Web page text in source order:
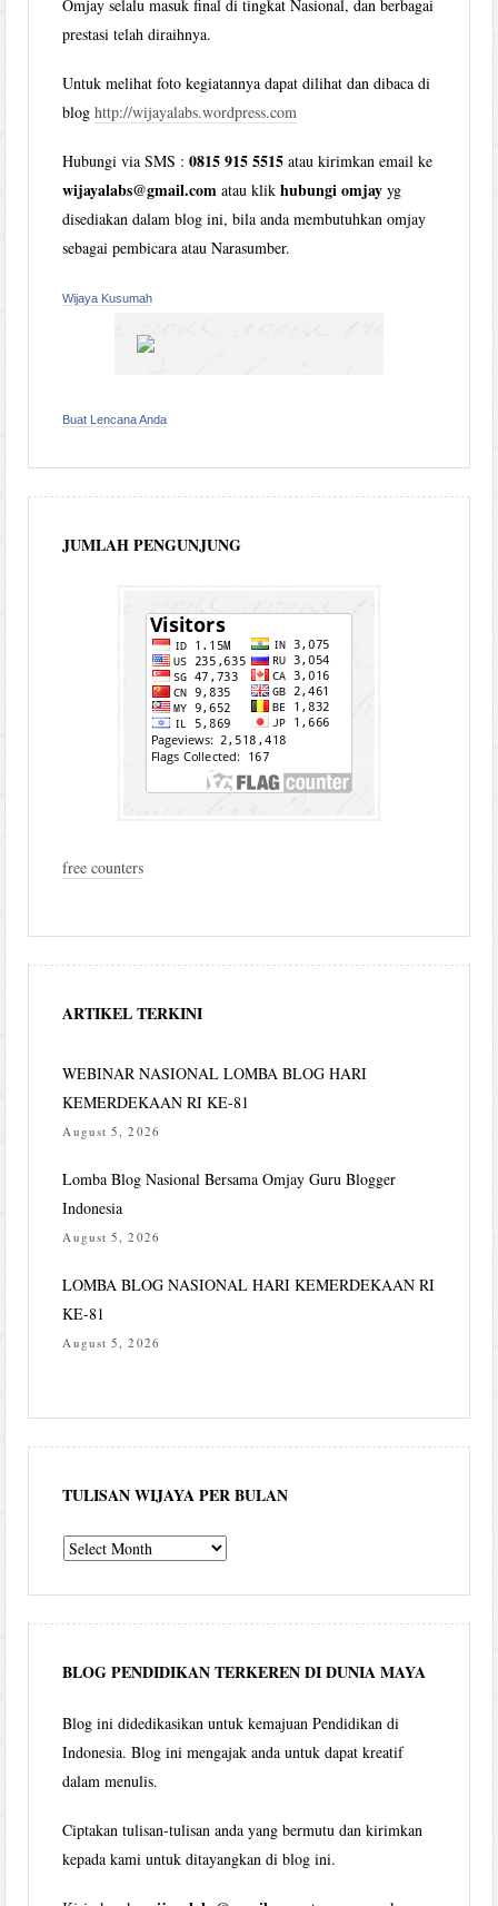
Omjay selalu masuk final di tingkat Nasional, dan berbagai
prestasi telah diraihnya.
Untuk melihat foto kegiatannya dapat dilihat dan dibaca di
bloghttp://wijayalabs.wordpress.com
Hubungi via SMS :0815 915 5515 atau kirimkan email ke
wijayalabs@gmail.com atau klikhubungi omjay yg
disediakan dalam blog ini, bila anda membutuhkan omjay
sebagai pembicara atau Narasumber.
Wijaya Kusumah
Buat Lencana Anda
JUMLAH PENGUNJUNG
free counters
ARTIKEL TERKINI
WEBINAR NASIONAL LOMBA BLOG HARI
KEMERDEKAAN RI KE-81
August 5, 2026
Lomba Blog Nasional Bersama Omjay Guru Blogger
Indonesia
August 5, 2026
LOMBA BLOG NASIONAL HARI KEMERDEKAAN RI
KE-81
August 5, 2026
TULISAN WIJAYA PER BULAN
Tulisan
per
bulan
BLOG PENDIDIKAN TERKEREN DI DUNIA MAYA
Blog ini didedikasikan untuk kemajuan Pendidikan di
Indonesia. Blog ini mengajak anda untuk dapat kreatif
dalam menulis.
Ciptakan tulisan-tulisan anda yang bermutu dan kirimkan
kepada kami untuk ditayangkan di blog ini.